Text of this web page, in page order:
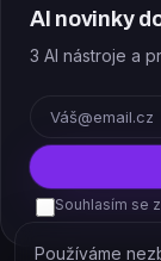
AI novinky
3 AI nástroje a
Souhlasím se
Používáme